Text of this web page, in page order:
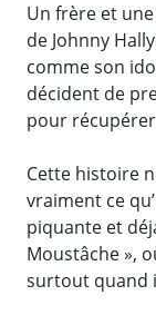
Un frère et
de Johnny
comme son
décident de
pour
Cette histoire
vraiment ce
piquante et
Moustâche »,
surtout quand